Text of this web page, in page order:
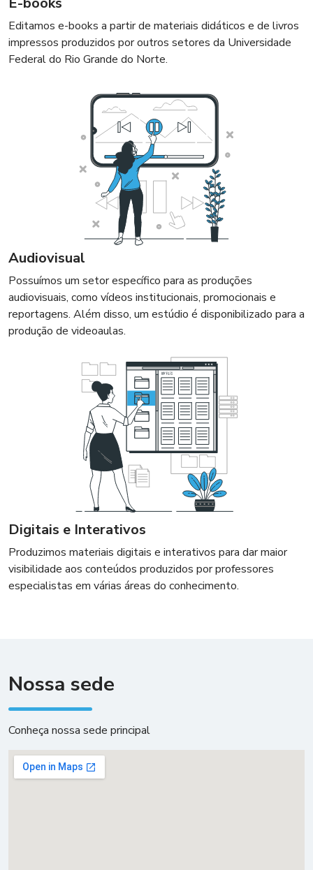
Editamos e-books a partir de materiais didáticos e de livros
impressos produzidos por outros setores da Universidade
Federal do Rio Grande do Norte.
Audiovisual
Possuímos um setor específico para as produções
audiovisuais, como vídeos institucionais, promocionais e
reportagens. Além disso, um estúdio é disponibilizado para a
produção de videoaulas.
Digitais e Interativos
Produzimos materiais digitais e interativos para dar maior
visibilidade aos conteúdos produzidos por professores
especialistas em várias áreas do conhecimento.
Nossa sede
Conheça nossa sede principal